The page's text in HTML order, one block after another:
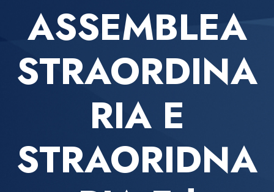
ASSEMBLEA
STRAORDINA
RIA E
STRAORIDNA